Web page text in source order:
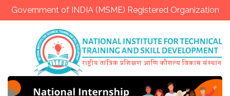
Government of INDIA (MSME) Registered Organization